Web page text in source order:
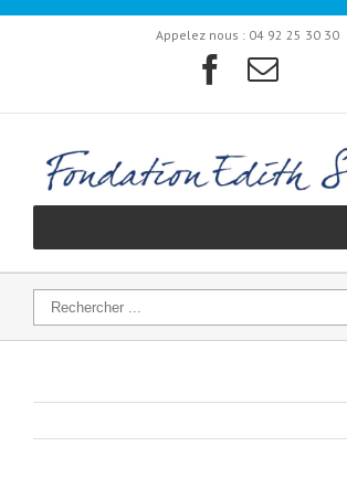
Appelez nous : 04 92 25 30 30